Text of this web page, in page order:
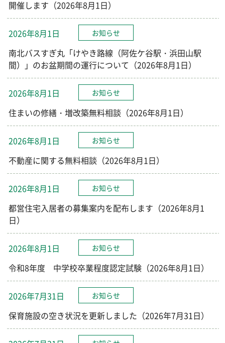
開催します（2026年8月1日）
2026年8月1日 お知らせ
南北バスすぎ丸「けやき路線（阿佐ケ谷駅・浜田山駅
間）」のお盆期間の運行について（2026年8月1日）
2026年8月1日 お知らせ
住まいの修繕・増改築無料相談（2026年8月1日）
2026年8月1日 お知らせ
不動産に関する無料相談（2026年8月1日）
2026年8月1日 お知らせ
都営住宅入居者の募集案内を配布します（2026年8月1
日）
2026年8月1日 お知らせ
令和8年度 中学校卒業程度認定試験（2026年8月1日）
2026年7月31日 お知らせ
保育施設の空き状況を更新しました（2026年7月31日）